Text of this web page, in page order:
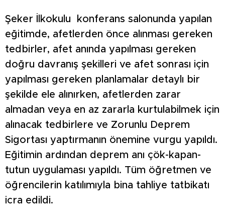
Şeker İlkokulu konferans salonunda yapılan
eğitimde, afetlerden önce alınması gereken
tedbirler, afet anında yapılması gereken
doğru davranış şekilleri ve afet sonrası için
yapılması gereken planlamalar detaylı bir
şekilde ele alınırken, afetlerden zarar
almadan veya en az zararla kurtulabilmek için
alınacak tedbirlere ve Zorunlu Deprem
Sigortası yaptırmanın önemine vurgu yapıldı.
Eğitimin ardından deprem anı çök-kapan-
tutun uygulaması yapıldı. Tüm öğretmen ve
öğrencilerin katılımıyla bina tahliye tatbikatı
icra edildi.